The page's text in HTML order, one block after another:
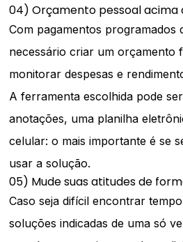
04) Orçamento pessoal acima
Com pagamentos programados
necessário criar um orçamento
monitorar despesas e
A ferramenta escolhida pode
anotações, uma planilha
celular: o mais importante é se
usar a solução.
05) Mude suas atitudes de
Caso seja difícil encontrar
soluções indicadas de uma só